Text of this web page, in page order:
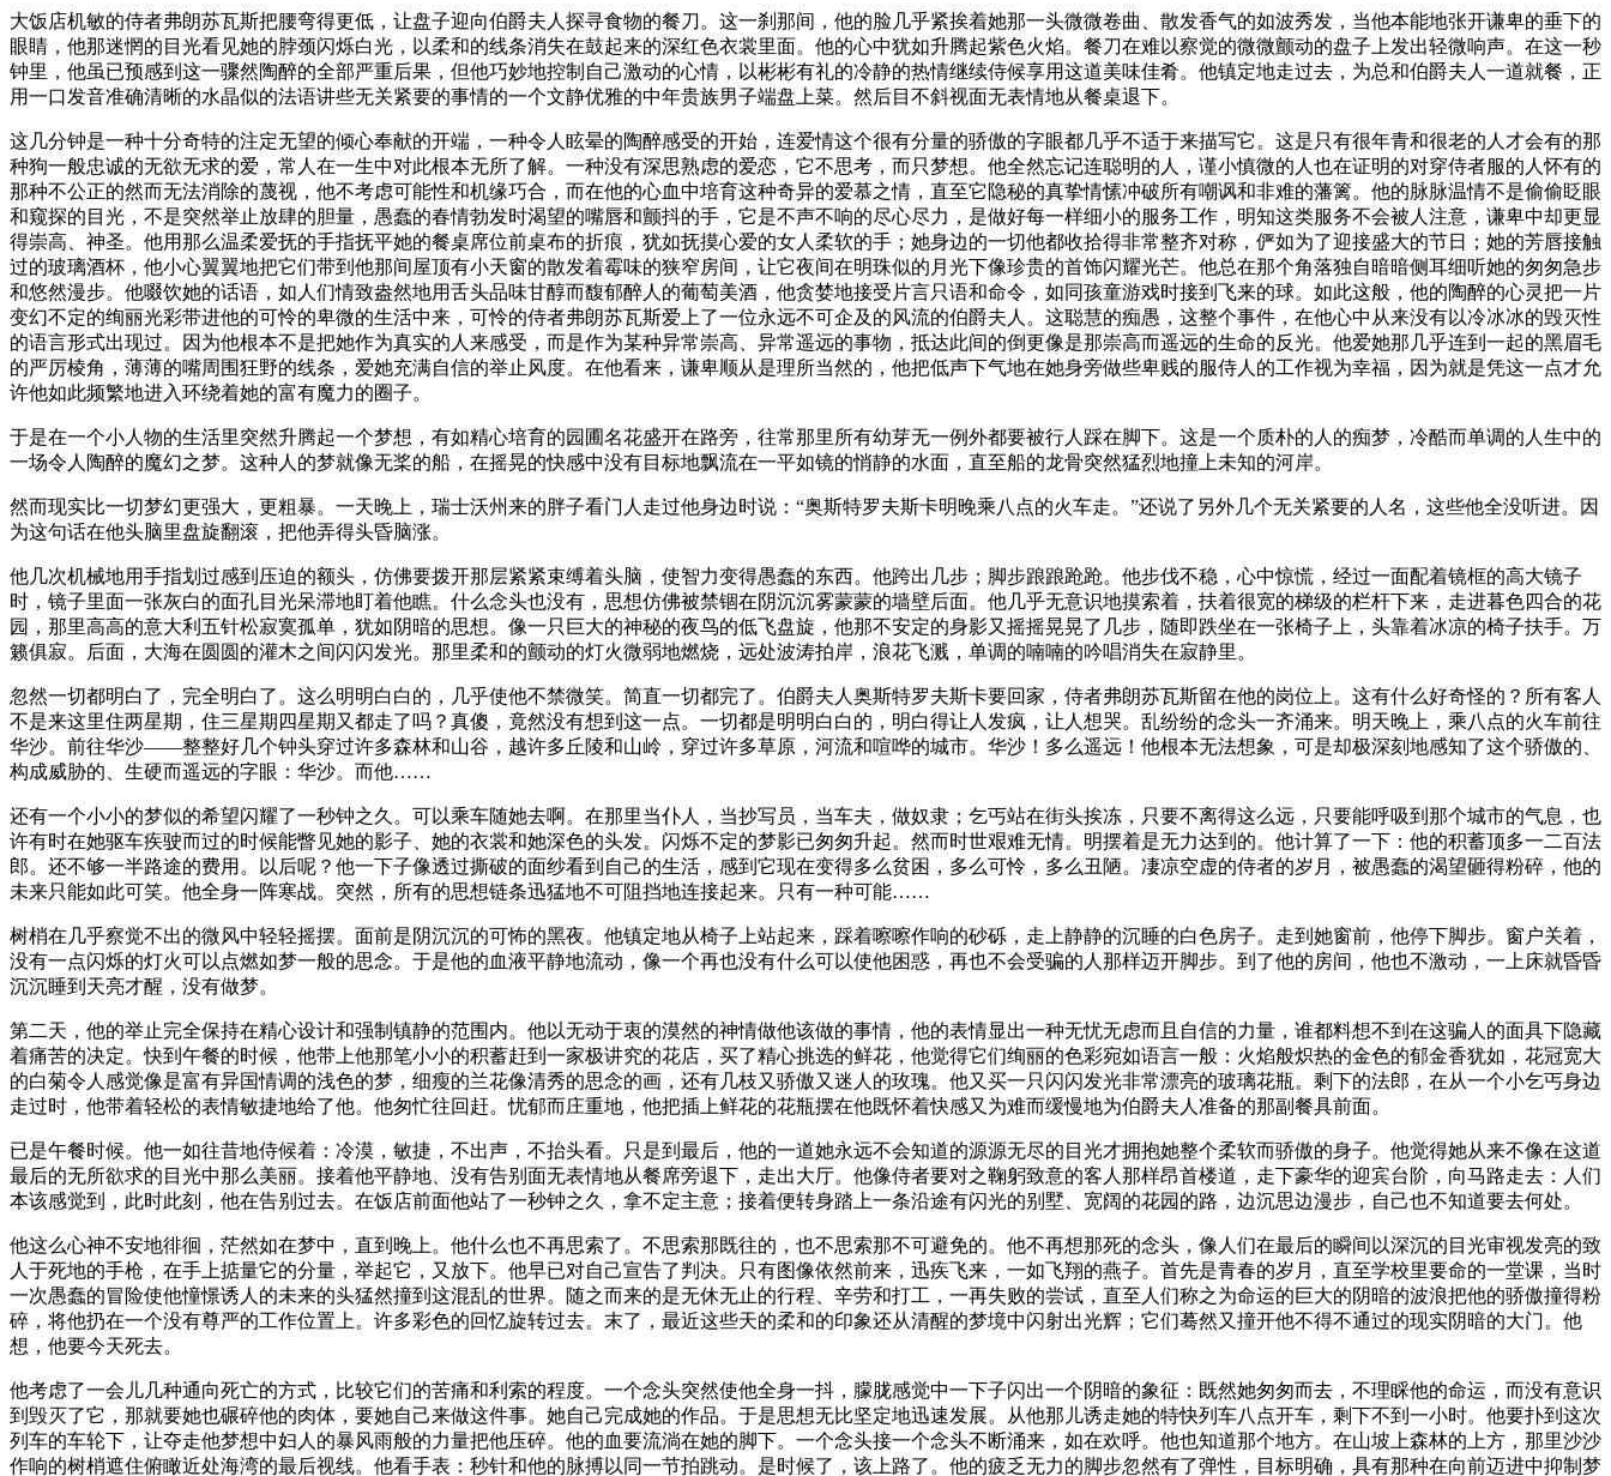
大饭店机敏的侍者弗朗苏瓦斯把腰弯得更低，让盘子迎向伯爵夫人探寻食物的餐刀。这一刹那间，他的脸几乎紧挨着她那一头微微卷曲、散发香气的如波秀发，当他本能地张开谦卑的垂下的
眼睛，他那迷惘的目光看见她的脖颈闪烁白光，以柔和的线条消失在鼓起来的深红色衣裳里面。他的心中犹如升腾起紫色火焰。餐刀在难以察觉的微微颤动的盘子上发出轻微响声。在这一秒
钟里，他虽已预感到这一骤然陶醉的全部严重后果，但他巧妙地控制自己激动的心情，以彬彬有礼的冷静的热情继续侍候享用这道美味佳肴。他镇定地走过去，为总和伯爵夫人一道就餐，正
用一口发音准确清晰的水晶似的法语讲些无关紧要的事情的一个文静优雅的中年贵族男子端盘上菜。然后目不斜视面无表情地从餐桌退下。
这几分钟是一种十分奇特的注定无望的倾心奉献的开端，一种令人眩晕的陶醉感受的开始，连爱情这个很有分量的骄傲的字眼都几乎不适于来描写它。这是只有很年青和很老的人才会有的那
种狗一般忠诚的无欲无求的爱，常人在一生中对此根本无所了解。一种没有深思熟虑的爱恋，它不思考，而只梦想。他全然忘记连聪明的人，谨小慎微的人也在证明的对穿侍者服的人怀有的
那种不公正的然而无法消除的蔑视，他不考虑可能性和机缘巧合，而在他的心血中培育这种奇异的爱慕之情，直至它隐秘的真挚情愫冲破所有嘲讽和非难的藩篱。他的脉脉温情不是偷偷眨眼
和窥探的目光，不是突然举止放肆的胆量，愚蠢的春情勃发时渴望的嘴唇和颤抖的手，它是不声不响的尽心尽力，是做好每一样细小的服务工作，明知这类服务不会被人注意，谦卑中却更显
得崇高、神圣。他用那么温柔爱抚的手指抚平她的餐桌席位前桌布的折痕，犹如抚摸心爱的女人柔软的手；她身边的一切他都收拾得非常整齐对称，俨如为了迎接盛大的节日；她的芳唇接触
过的玻璃酒杯，他小心翼翼地把它们带到他那间屋顶有小天窗的散发着霉味的狭窄房间，让它夜间在明珠似的月光下像珍贵的首饰闪耀光芒。他总在那个角落独自暗暗侧耳细听她的匆匆急步
和悠然漫步。他啜饮她的话语，如人们情致盎然地用舌头品味甘醇而馥郁醉人的葡萄美酒，他贪婪地接受片言只语和命令，如同孩童游戏时接到飞来的球。如此这般，他的陶醉的心灵把一片
变幻不定的绚丽光彩带进他的可怜的卑微的生活中来，可怜的侍者弗朗苏瓦斯爱上了一位永远不可企及的风流的伯爵夫人。这聪慧的痴愚，这整个事件，在他心中从来没有以冷冰冰的毁灭性
的语言形式出现过。因为他根本不是把她作为真实的人来感受，而是作为某种异常崇高、异常遥远的事物，抵达此间的倒更像是那崇高而遥远的生命的反光。他爱她那几乎连到一起的黑眉毛
的严厉棱角，薄薄的嘴周围狂野的线条，爱她充满自信的举止风度。在他看来，谦卑顺从是理所当然的，他把低声下气地在她身旁做些卑贱的服侍人的工作视为幸福，因为就是凭这一点才允
许他如此频繁地进入环绕着她的富有魔力的圈子。
于是在一个小人物的生活里突然升腾起一个梦想，有如精心培育的园圃名花盛开在路旁，往常那里所有幼芽无一例外都要被行人踩在脚下。这是一个质朴的人的痴梦，冷酷而单调的人生中的
一场令人陶醉的魔幻之梦。这种人的梦就像无桨的船，在摇晃的快感中没有目标地飘流在一平如镜的悄静的水面，直至船的龙骨突然猛烈地撞上未知的河岸。
然而现实比一切梦幻更强大，更粗暴。一天晚上，瑞士沃州来的胖子看门人走过他身边时说：“奥斯特罗夫斯卡明晚乘八点的火车走。”还说了另外几个无关紧要的人名，这些他全没听进。因
为这句话在他头脑里盘旋翻滚，把他弄得头昏脑涨。
他几次机械地用手指划过感到压迫的额头，仿佛要拨开那层紧紧束缚着头脑，使智力变得愚蠢的东西。他跨出几步；脚步踉踉跄跄。他步伐不稳，心中惊慌，经过一面配着镜框的高大镜子
时，镜子里面一张灰白的面孔目光呆滞地盯着他瞧。什么念头也没有，思想仿佛被禁锢在阴沉沉雾蒙蒙的墙壁后面。他几乎无意识地摸索着，扶着很宽的梯级的栏杆下来，走进暮色四合的花
园，那里高高的意大利五针松寂寞孤单，犹如阴暗的思想。像一只巨大的神秘的夜鸟的低飞盘旋，他那不安定的身影又摇摇晃晃了几步，随即跌坐在一张椅子上，头靠着冰凉的椅子扶手。万
籁俱寂。后面，大海在圆圆的灌木之间闪闪发光。那里柔和的颤动的灯火微弱地燃烧，远处波涛拍岸，浪花飞溅，单调的喃喃的吟唱消失在寂静里。
忽然一切都明白了，完全明白了。这么明明白白的，几乎使他不禁微笑。简直一切都完了。伯爵夫人奥斯特罗夫斯卡要回家，侍者弗朗苏瓦斯留在他的岗位上。这有什么好奇怪的？所有客人
不是来这里住两星期，住三星期四星期又都走了吗？真傻，竟然没有想到这一点。一切都是明明白白的，明白得让人发疯，让人想哭。乱纷纷的念头一齐涌来。明天晚上，乘八点的火车前往
华沙。前往华沙——整整好几个钟头穿过许多森林和山谷，越许多丘陵和山岭，穿过许多草原，河流和喧哗的城市。华沙！多么遥远！他根本无法想象，可是却极深刻地感知了这个骄傲的、
构成威胁的、生硬而遥远的字眼：华沙。而他……
还有一个小小的梦似的希望闪耀了一秒钟之久。可以乘车随她去啊。在那里当仆人，当抄写员，当车夫，做奴隶；乞丐站在街头挨冻，只要不离得这么远，只要能呼吸到那个城市的气息，也
许有时在她驱车疾驶而过的时候能瞥见她的影子、她的衣裳和她深色的头发。闪烁不定的梦影已匆匆升起。然而时世艰难无情。明摆着是无力达到的。他计算了一下：他的积蓄顶多一二百法
郎。还不够一半路途的费用。以后呢？他一下子像透过撕破的面纱看到自己的生活，感到它现在变得多么贫困，多么可怜，多么丑陋。凄凉空虚的侍者的岁月，被愚蠢的渴望砸得粉碎，他的
未来只能如此可笑。他全身一阵寒战。突然，所有的思想链条迅猛地不可阻挡地连接起来。只有一种可能……
树梢在几乎察觉不出的微风中轻轻摇摆。面前是阴沉沉的可怖的黑夜。他镇定地从椅子上站起来，踩着嚓嚓作响的砂砾，走上静静的沉睡的白色房子。走到她窗前，他停下脚步。窗户关着，
没有一点闪烁的灯火可以点燃如梦一般的思念。于是他的血液平静地流动，像一个再也没有什么可以使他困惑，再也不会受骗的人那样迈开脚步。到了他的房间，他也不激动，一上床就昏昏
沉沉睡到天亮才醒，没有做梦。
第二天，他的举止完全保持在精心设计和强制镇静的范围内。他以无动于衷的漠然的神情做他该做的事情，他的表情显出一种无忧无虑而且自信的力量，谁都料想不到在这骗人的面具下隐藏
着痛苦的决定。快到午餐的时候，他带上他那笔小小的积蓄赶到一家极讲究的花店，买了精心挑选的鲜花，他觉得它们绚丽的色彩宛如语言一般：火焰般炽热的金色的郁金香犹如，花冠宽大
的白菊令人感觉像是富有异国情调的浅色的梦，细瘦的兰花像清秀的思念的画，还有几枝又骄傲又迷人的玫瑰。他又买一只闪闪发光非常漂亮的玻璃花瓶。剩下的法郎，在从一个小乞丐身边
走过时，他带着轻松的表情敏捷地给了他。他匆忙往回赶。忧郁而庄重地，他把插上鲜花的花瓶摆在他既怀着快感又为难而缓慢地为伯爵夫人准备的那副餐具前面。
已是午餐时候。他一如往昔地侍候着：冷漠，敏捷，不出声，不抬头看。只是到最后，他的一道她永远不会知道的源源无尽的目光才拥抱她整个柔软而骄傲的身子。他觉得她从来不像在这道
最后的无所欲求的目光中那么美丽。接着他平静地、没有告别面无表情地从餐席旁退下，走出大厅。他像侍者要对之鞠躬致意的客人那样昂首楼道，走下豪华的迎宾台阶，向马路走去：人们
本该感觉到，此时此刻，他在告别过去。在饭店前面他站了一秒钟之久，拿不定主意；接着便转身踏上一条沿途有闪光的别墅、宽阔的花园的路，边沉思边漫步，自己也不知道要去何处。
他这么心神不安地徘徊，茫然如在梦中，直到晚上。他什么也不再思索了。不思索那既往的，也不思索那不可避免的。他不再想那死的念头，像人们在最后的瞬间以深沉的目光审视发亮的致
人于死地的手枪，在手上掂量它的分量，举起它，又放下。他早已对自己宣告了判决。只有图像依然前来，迅疾飞来，一如飞翔的燕子。首先是青春的岁月，直至学校里要命的一堂课，当时
一次愚蠢的冒险使他憧憬诱人的未来的头猛然撞到这混乱的世界。随之而来的是无休无止的行程、辛劳和打工，一再失败的尝试，直至人们称之为命运的巨大的阴暗的波浪把他的骄傲撞得粉
碎，将他扔在一个没有尊严的工作位置上。许多彩色的回忆旋转过去。末了，最近这些天的柔和的印象还从清醒的梦境中闪射出光辉；它们蓦然又撞开他不得不通过的现实阴暗的大门。他
想，他要今天死去。
他考虑了一会儿几种通向死亡的方式，比较它们的苦痛和利索的程度。一个念头突然使他全身一抖，朦胧感觉中一下子闪出一个阴暗的象征：既然她匆匆而去，不理睬他的命运，而没有意识
到毁灭了它，那就要她也碾碎他的肉体，要她自己来做这件事。她自己完成她的作品。于是思想无比坚定地迅速发展。从他那儿诱走她的特快列车八点开车，剩下不到一小时。他要扑到这次
列车的车轮下，让夺走他梦想中妇人的暴风雨般的力量把他压碎。他的血要流淌在她的脚下。一个念头接一个念头不断涌来，如在欢呼。他也知道那个地方。在山坡上森林的上方，那里沙沙
作响的树梢遮住俯瞰近处海湾的最后视线。他看手表：秒针和他的脉搏以同一节拍跳动。是时候了，该上路了。他的疲乏无力的脚步忽然有了弹性，目标明确，具有那种在向前迈进中抑制梦